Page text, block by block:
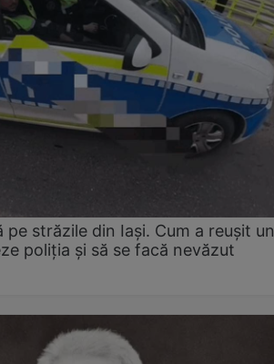
pe străzile din Iași. Cum a reușit un
poliția și să se facă nevăzut